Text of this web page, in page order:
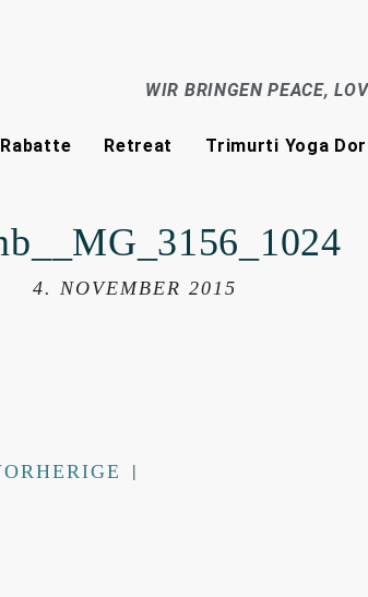
WIR BRINGEN PEACE,
Rabatte Retreat Trimurti Yoga
4. NOVEMBER 2015
|